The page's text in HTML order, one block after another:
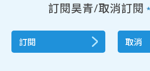
訂閱昊青/取消訂閱
訂閱 取消